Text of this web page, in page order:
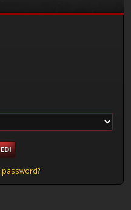
password?